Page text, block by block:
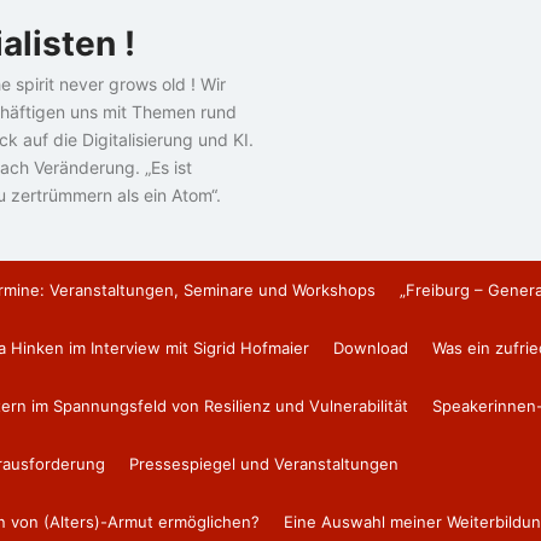
!
spirit never grows old ! Wir
uns mit Themen rund
auf die Digitalisierung und KI.
Veränderung. „Es ist
als ein Atom“.
Veranstaltungen, Seminare und Workshops „Freiburg –
Hinken im Interview mit Sigrid Hofmaier Download Was ein
im Spannungsfeld von Resilienz und Vulnerabilität
Pressespiegel und Veranstaltungen
von (Alters)-Armut ermöglichen? Eine Auswahl meiner